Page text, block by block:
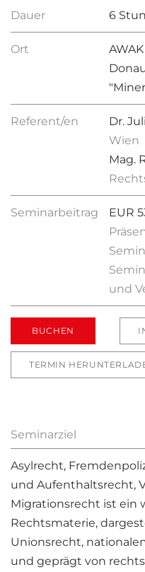
Dauer 6
Ort
Referent/en Dr.
Wien
Mag.
Seminarbeitrag EUR
und
BUCHEN
TERMIN
Seminarziel
Asylrecht,
und Aufenthaltsrecht,
Migrationsrecht ist ein
Rechtsmaterie,
Unionsrecht,
und geprägt von